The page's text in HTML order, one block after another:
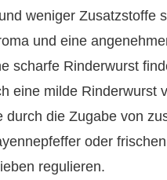
weniger Zusatzstoffe
und eine
scharfe Rinderwurst
eine milde Rinderwurst
durch die Zugabe von
oder
regulieren.